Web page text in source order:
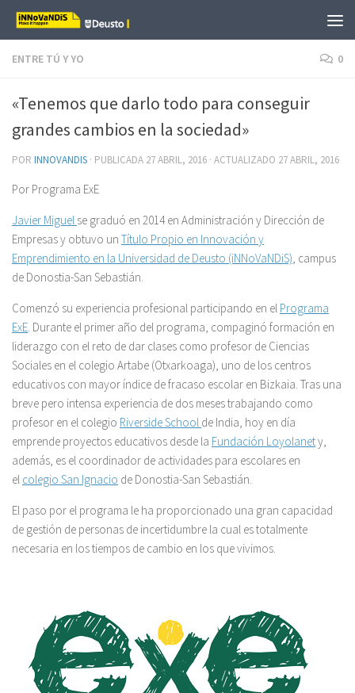
Saltar al contenido
ENTRE TÚ Y YO 0
«Tenemos que darlo todo para conseguir
grandes cambios en la sociedad»
POR INNOVANDIS · PUBLICADA 27 ABRIL, 2016 · ACTUALIZADO 27 ABRIL, 2016
Por Programa ExE
Javier Miguel se graduó en 2014 en Administración y Dirección de
Empresas y obtuvo un Título Propio en Innovación y
Emprendimiento en la Universidad de Deusto (iNNoVaNDiS), campus
de Donostia-San Sebastián.
Comenzó su experiencia profesional participando en el Programa
ExE. Durante el primer año del programa, compaginó formación en
liderazgo con el reto de dar clases como profesor de Ciencias
Sociales en el colegio Artabe (Otxarkoaga), uno de los centros
educativos con mayor índice de fracaso escolar en Bizkaia. Tras una
breve pero intensa experiencia de dos meses trabajando como
profesor en el colegio Riverside School de India, hoy en día
emprende proyectos educativos desde la Fundación Loyolanety,
además, es el coordinador de actividades para escolares en
el colegio San Ignacio de Donostia-San Sebastián.
El paso por el programa le ha proporcionado una gran capacidad
de gestión de personas de incertidumbre la cual es totalmente
necesaria en los tiempos de cambio en los que vivimos.